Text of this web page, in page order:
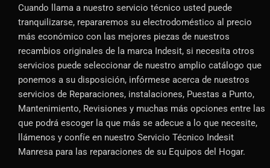
Cuando llama a nuestro servicio técnico usted puede
tranquilizarse, repararemos su electrodoméstico al precio
más económico con las mejores piezas de nuestros
recambios originales de la marca Indesit, si necesita otros
servicios puede seleccionar de nuestro amplio catálogo que
ponemos a su disposición, infórmese acerca de nuestros
servicios de Reparaciones, instalaciones, Puestas a Punto,
Mantenimiento, Revisiones y muchas más opciones entre las
que podrá escoger la que más se adecue a lo que necesite,
llámenos y confíe en nuestro Servicio Técnico Indesit
Manresa para las reparaciones de su Equipos del Hogar.